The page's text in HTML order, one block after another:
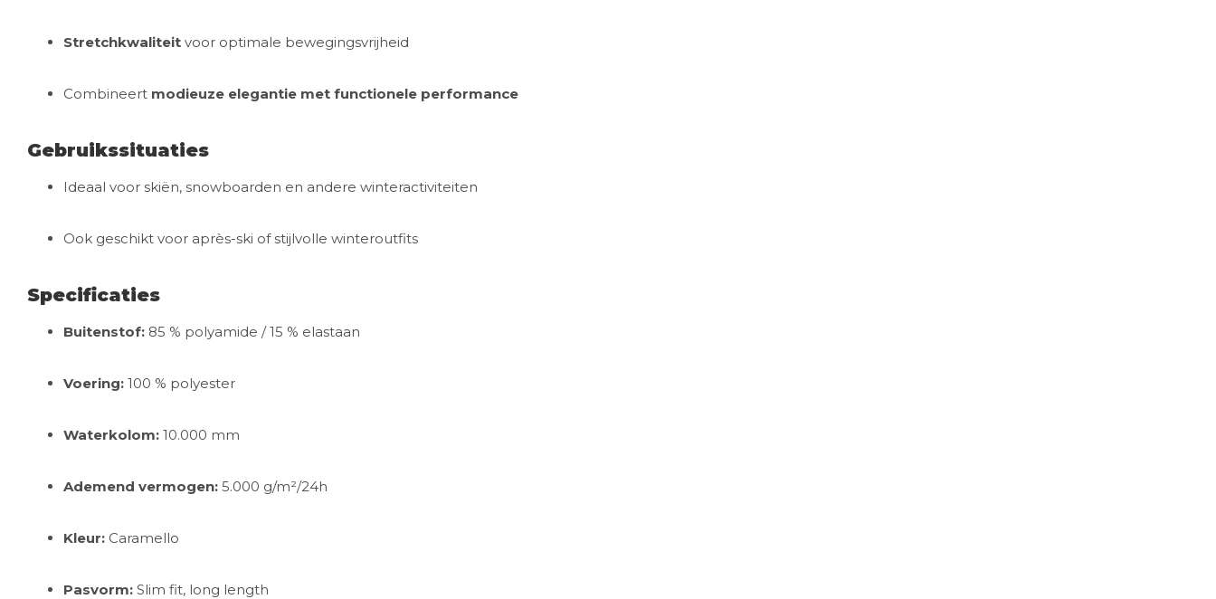
Stretchkwaliteit voor optimale bewegingsvrijheid
Combineert modieuze elegantie met functionele performance
Gebruikssituaties
Ideaal voor skiën, snowboarden en andere winteractiviteiten
Ook geschikt voor après-ski of stijlvolle winteroutfits
Specificaties
Buitenstof: 85 % polyamide / 15 % elastaan
Voering: 100 % polyester
Waterkolom: 10.000 mm
Ademend vermogen: 5.000 g/m²/24h
Kleur: Caramello
Pasvorm: Slim fit, long length